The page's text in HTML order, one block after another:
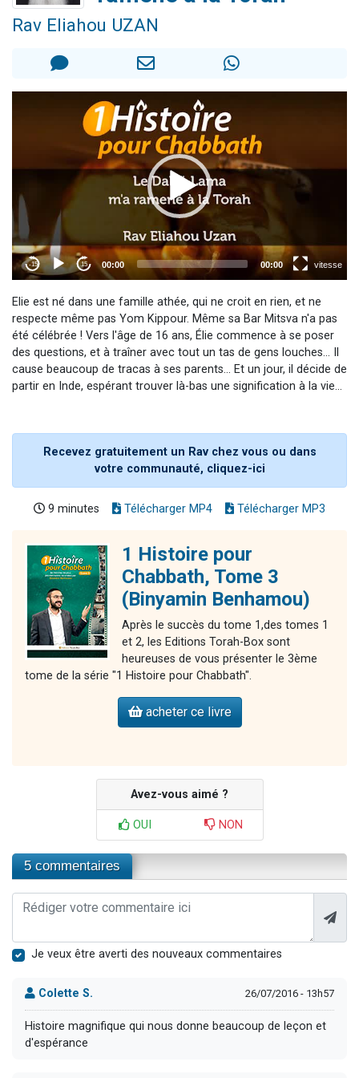
Il reste 49 places pour étudier en groupe sur Zoom
Rav Eliahou UZAN
Elie est né dans une famille athée, qui ne croit en rien, et ne
respecte même pas Yom Kippour. Même sa Bar Mitsva n'a pas
été célébrée ! Vers l'âge de 16 ans, Élie commence à se poser
des questions, et à traîner avec tout un tas de gens louches... Il
cause beaucoup de tracas à ses parents... Et un jour, il décide de
partir en Inde, espérant trouver là-bas une signification à la vie...
Recevez gratuitement un Rav chez vous ou dans
votre communauté, cliquez-ici
9 minutes Télécharger MP4 Télécharger MP3
1 Histoire pour
Chabbath, Tome 3
(Binyamin Benhamou)
Après le succès du tome 1,des tomes 1
et 2, les Editions Torah-Box sont
heureuses de vous présenter le 3ème
tome de la série "1 Histoire pour Chabbath".
acheter ce livre
Avez-vous aimé ?
OUI NON
5 commentaires
Je veux être averti des nouveaux commentaires
Colette S. 26/07/2016 - 13h57
Histoire magnifique qui nous donne beaucoup de leçon et
d'espérance